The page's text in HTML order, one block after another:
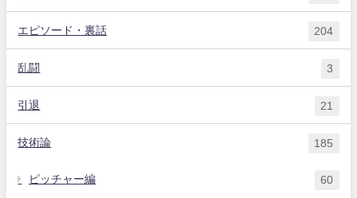
エピソード・裏話 204
乱闘 3
引退 21
技術論 185
ピッチャー編 60